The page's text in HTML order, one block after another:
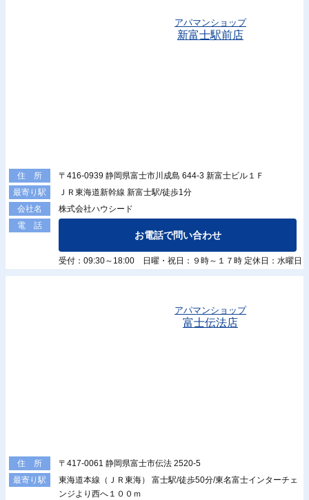
アパマンショップ
新富士駅前店
住 所
〒416-0939 静岡県富士市川成島 644-3 新富士ビル１Ｆ
最寄り駅
ＪＲ東海道新幹線 新富士駅/徒歩1分
会社名
株式会社ハウシード
電 話
お電話で問い合わせ
受付：09:30～18:00 日曜・祝日：９時～１７時 定休日：水曜日
アパマンショップ
富士伝法店
住 所
〒417-0061 静岡県富士市伝法 2520-5
最寄り駅
東海道本線（ＪＲ東海） 富士駅/徒歩50分/東名富士インターチェ
ンジより西へ１００ｍ